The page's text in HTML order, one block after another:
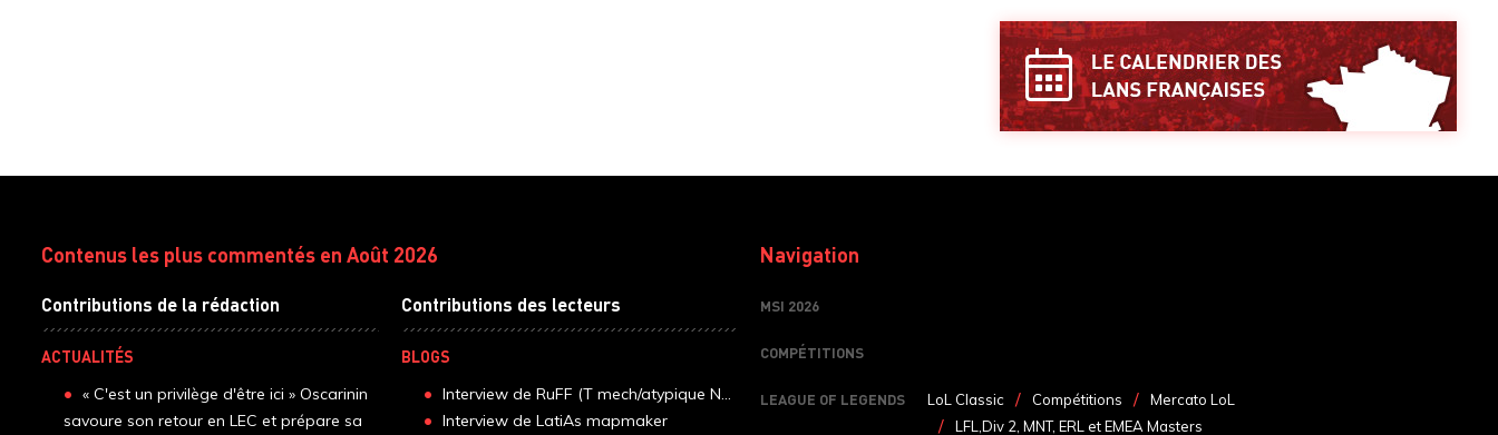
Contenus les plus commentés en Août 2026
Contributions de la rédaction
ACTUALITÉS
« C'est un privilège d'être ici » Oscarinin
savoure son retour en LEC et prépare sa
Contributions des lecteurs
BLOGS
Interview de RuFF (T mech/atypique N...
Interview de LatiAs mapmaker
Navigation
MSI 2026
COMPÉTITIONS
LEAGUE OF LEGENDS LoL Classic Compétitions
Mercato LoL
LFL,Div 2, MNT, ERL et EMEA Masters